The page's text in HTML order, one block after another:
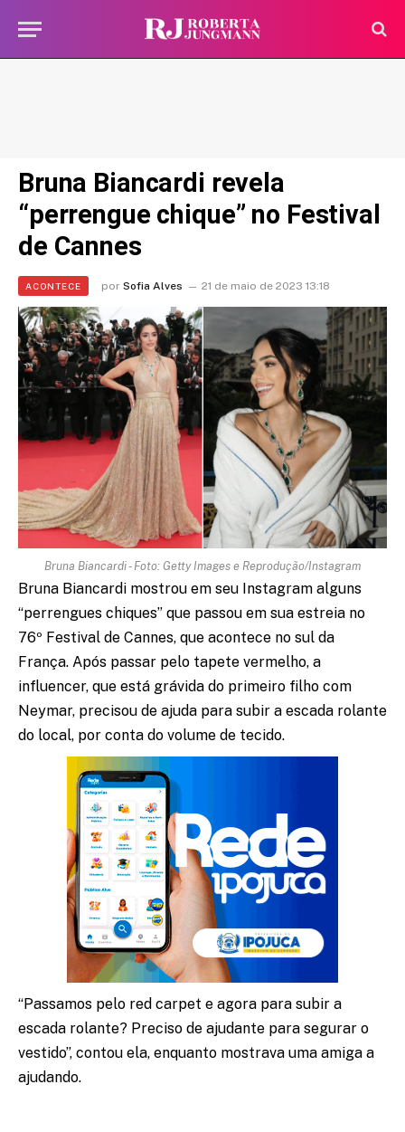
Bruna Biancardi revela
“perrengue chique” no Festival
de Cannes
ACONTECE por Sofia Alves 21 de maio de 2023 13:18
Bruna Biancardi - Foto: Getty Images e Reprodução/Instagram
Bruna Biancardi mostrou em seu Instagram alguns
“perrengues chiques” que passou em sua estreia no
76º Festival de Cannes, que acontece no sul da
França. Após passar pelo tapete vermelho, a
influencer, que está grávida do primeiro filho com
Neymar, precisou de ajuda para subir a escada rolante
do local, por conta do volume de tecido.
“Passamos pelo red carpet e agora para subir a
escada rolante? Preciso de ajudante para segurar o
vestido”, contou ela, enquanto mostrava uma amiga a
ajudando.